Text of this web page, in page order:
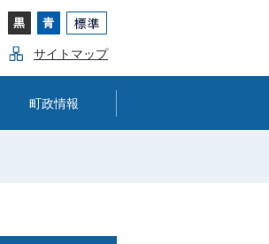
サイトマップ
町政情報